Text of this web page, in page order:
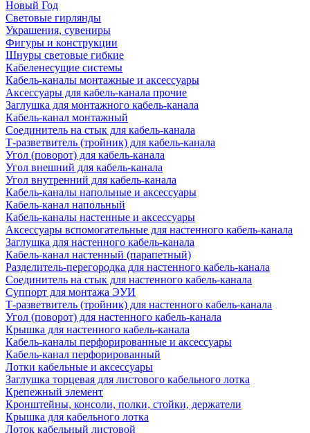
Новый Год
Световые гирлянды
Украшения, сувениры
Фигуры и конструкции
Шнуры световые гибкие
Кабеленесущие системы
Кабель-каналы монтажные и аксессуары
Аксессуары для кабель-канала прочие
Заглушка для монтажного кабель-канала
Кабель-канал монтажный
Соединитель на стык для кабель-канала
Т-разветвитель (тройник) для кабель-канала
Угол (поворот) для кабель-канала
Угол внешний для кабель-канала
Угол внутренний для кабель-канала
Кабель-каналы напольные и аксессуары
Кабель-канал напольный
Кабель-каналы настенные и аксессуары
Аксессуары вспомогательные для настенного кабель-канала
Заглушка для настенного кабель-канала
Кабель-канал настенный (парапетный)
Разделитель-перегородка для настенного кабель-канала
Соединитель на стык для настенного кабель-канала
Суппорт для монтажа ЭУИ
Т-разветвитель (тройник) для настенного кабель-канала
Угол (поворот) для настенного кабель-канала
Крышка для настенного кабель-канала
Кабель-каналы перфорированные и аксессуары
Кабель-канал перфорированный
Лотки кабельные и аксессуары
Заглушка торцевая для листового кабельного лотка
Крепежный элемент
Кронштейны, консоли, полки, стойки, держатели
Крышка для кабельного лотка
Лоток кабельный листовой